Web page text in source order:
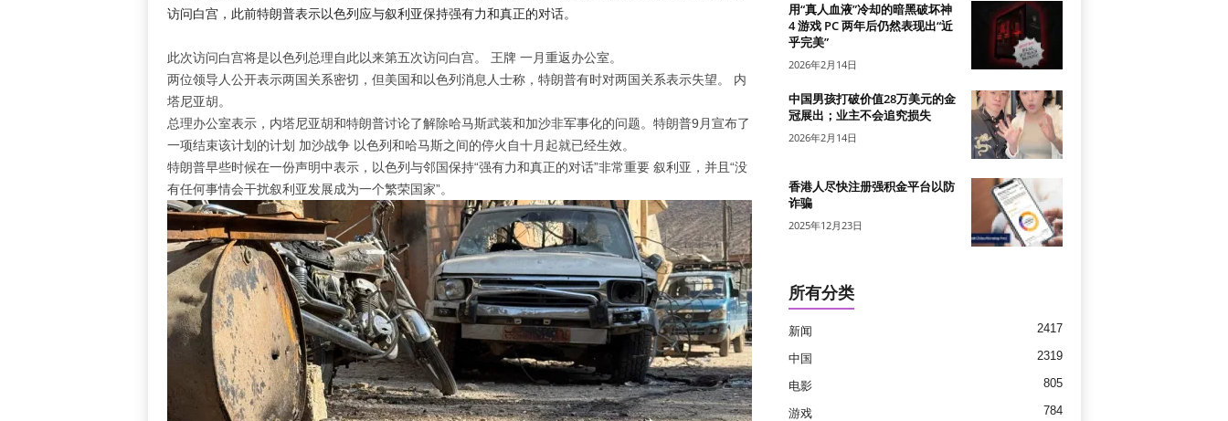
访问白宫，此前特朗普表示以色列应与叙利亚保持强有力和真正的对话。
此次访问白宫将是以色列总理自此以来第五次访问白宫。 王牌 一月重返办公室。
两位领导人公开表示两国关系密切，但美国和以色列消息人士称，特朗普有时对两国关系表示失望。 内
塔尼亚胡。
总理办公室表示，内塔尼亚胡和特朗普讨论了解除哈马斯武装和加沙非军事化的问题。特朗普9月宣布了
一项结束该计划的计划 加沙战争以色列和哈马斯之间的停火自十月起就已经生效。
特朗普早些时候在一份声明中表示，以色列与邻国保持“强有力和真正的对话”非常重要 叙利亚 ，并且“没
有任何事情会干扰叙利亚发展成为一个繁荣国家”。
用“真人血液”冷却的暗黑破坏神
4 游戏 PC 两年后仍然表现出“近
乎完美”
2026年2月14日
中国男孩打破价值28万美元的金
冠展出；业主不会追究损失
2026年2月14日
香港人尽快注册强积金平台以防
诈骗
2025年12月23日
所有分类
新闻 2417
中国 2319
电影 805
游戏 784